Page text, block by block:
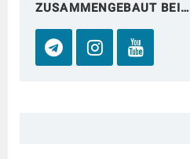
ZUSAMMENGEBAUT BEI…